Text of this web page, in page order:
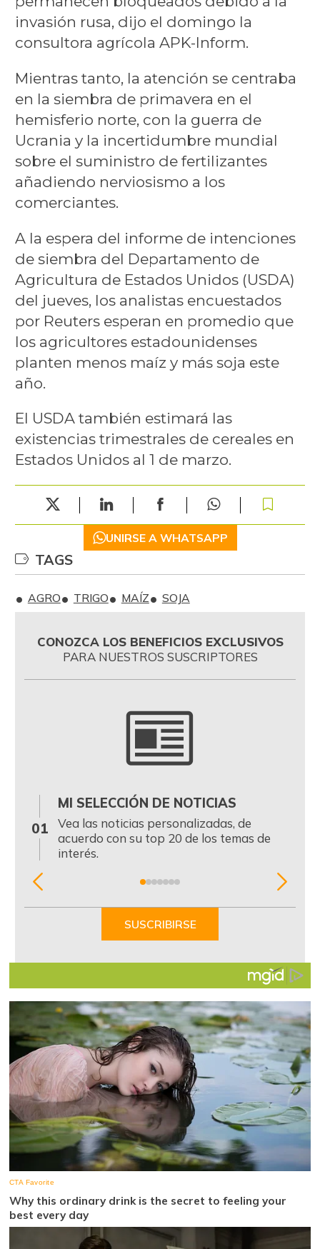
invasión rusa, dijo el domingo la
consultora agrícola APK-Inform.
Mientras tanto, la atención se centraba
en la siembra de primavera en el
hemisferio norte, con la guerra de
Ucrania y la incertidumbre mundial
sobre el suministro de fertilizantes
añadiendo nerviosismo a los
comerciantes.
A la espera del informe de intenciones
de siembra del Departamento de
Agricultura de Estados Unidos (USDA)
del jueves, los analistas encuestados
por Reuters esperan en promedio que
los agricultores estadounidenses
planten menos maíz y más soja este
año.
El USDA también estimará las
existencias trimestrales de cereales en
Estados Unidos al 1 de marzo.
UNIRSE A WHATSAPP
TAGS
AGRO TRIGO MAÍZ SOJA
CONOZCA LOS BENEFICIOS EXCLUSIVOS
PARA NUESTROS SUSCRIPTORES
01
MI SELECCIÓN DE NOTICIAS
Vea las noticias personalizadas, de
acuerdo con su top 20 de los temas de
interés.
Item
SUSCRIBIRSE